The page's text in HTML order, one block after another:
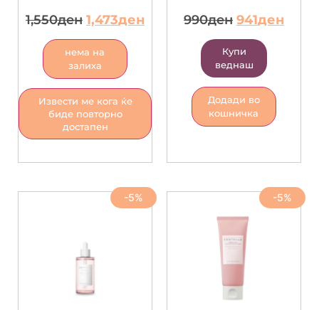
1,550ден 1,473ден
нема на
залиха
Извести ме кога ќе
биде повторно
достапен
990ден 941ден
Купи
веднаш
Додади во
кошничка
-5% -5%